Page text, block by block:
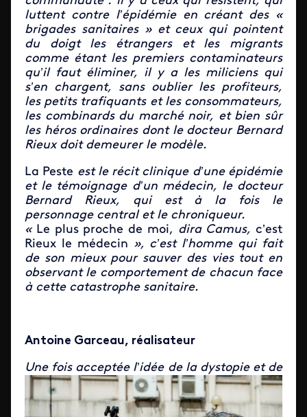
luttent contre l’épidémie en créant des «
brigades sanitaires » et ceux qui pointent
du doigt les étrangers et les migrants
comme étant les premiers contaminateurs
qu’il faut éliminer, il y a les miliciens qui
s’en chargent, sans oublier les profiteurs,
les petits trafiquants et les consommateurs,
les combinards du marché noir, et bien sûr
les héros ordinaires dont le docteur Bernard
Rieux doit demeurer le modèle.
La Peste est le récit clinique d’une épidémie
et le témoignage d’un médecin, le docteur
Bernard Rieux, qui est à la fois le
personnage central et le chroniqueur.
«Le plus proche de moi, dira Camus, c’est
Rieux le médecin », c’est l’homme qui fait
de son mieux pour sauver des vies tout en
observant le comportement de chacun face
à cette catastrophe sanitaire.
Antoine Garceau, réalisateur
Une fois acceptée l’idée de la dystopie et de